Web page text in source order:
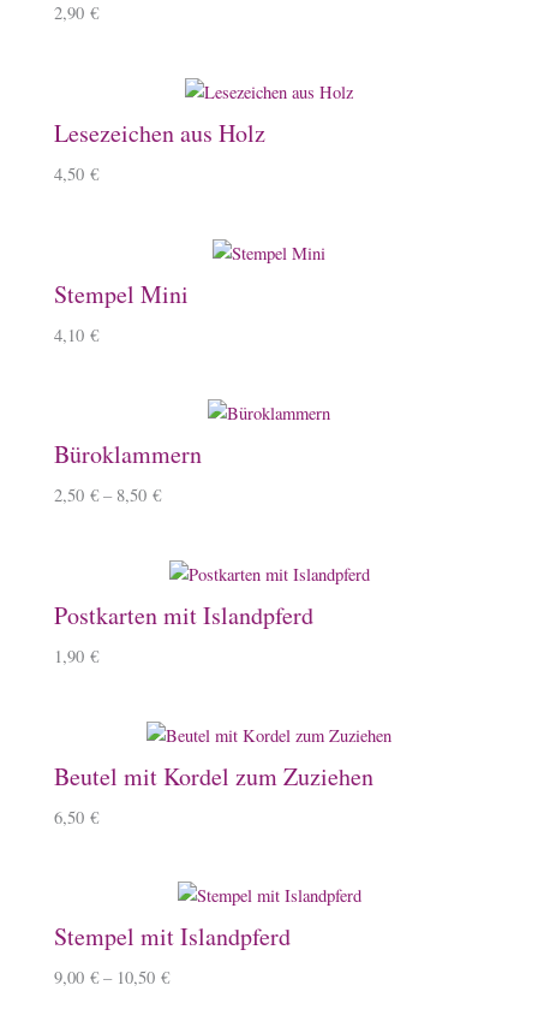
2,90 €
Lesezeichen aus Holz
4,50 €
Stempel Mini
4,10 €
Büroklammern
2,50 € – 8,50 €
Postkarten mit Islandpferd
1,90 €
Beutel mit Kordel zum Zuziehen
6,50 €
Stempel mit Islandpferd
9,00 € – 10,50 €